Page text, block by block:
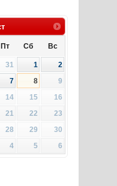
Пт Сб Вс
31 1
2
7 8
9
14 15
16
21 22
23
28 29
30
4 5 6